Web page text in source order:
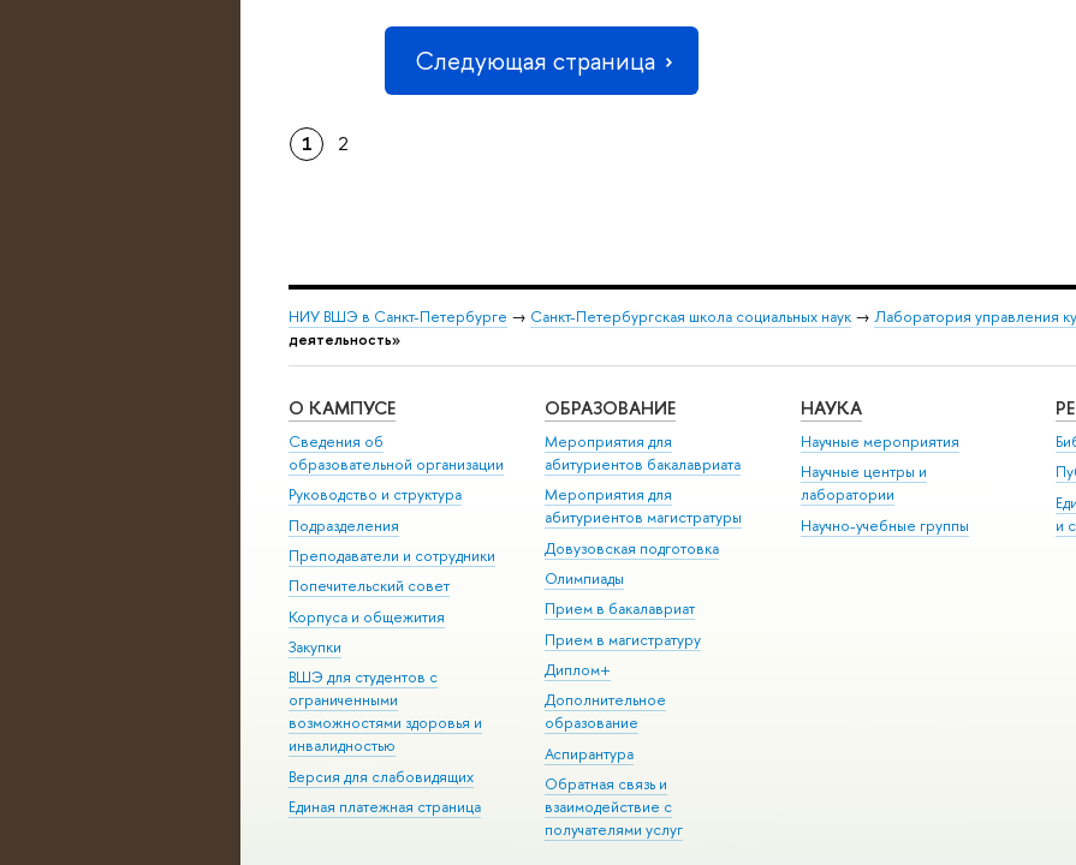
Следующая страница
1 2
НИУ ВШЭ в Санкт-Петербурге → Санкт-Петербургская школа социальных наук → Лаборатория управления
деятельность»
О КАМПУСЕ
Сведения об
образовательной организации
Руководство и структура
Подразделения
Преподаватели и сотрудники
Попечительский совет
Корпуса и общежития
Закупки
ВШЭ для студентов с
ограниченными
возможностями здоровья и
инвалидностью
Версия для слабовидящих
Единая платежная страница
ОБРАЗОВАНИЕ
Мероприятия для
абитуриентов бакалавриата
Мероприятия для
абитуриентов магистратуры
Довузовская подготовка
Олимпиады
Прием в бакалавриат
Прием в магистратуру
Диплом+
Дополнительное
образование
Аспирантура
Обратная связь и
взаимодействие с
получателями услуг
НАУКА
Научные мероприятия
Научные центры и
лаборатории
Научно-учебные группы
и